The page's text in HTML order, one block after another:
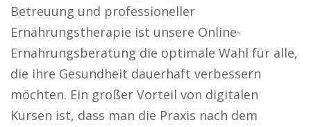
Betreuung und professioneller
Ernährungstherapie ist unsere Online-
Ernährungsberatung die optimale Wahl für alle,
die ihre Gesundheit dauerhaft verbessern
möchten. Ein großer Vorteil von digitalen
Kursen ist, dass man die Praxis nach dem